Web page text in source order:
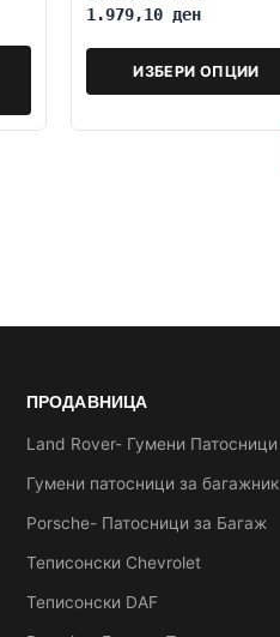
1.979,10 ден
ИЗБЕРИ ОПЦИИ
ПРОДАВНИЦА
Land Rover- Гумени Патосници
Гумени патосници за багажник
Porsche- Патосници за Багаж
Теписонски Chevrolet
Теписонски DAF